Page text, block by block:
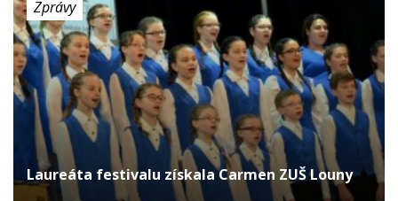
Zprávy
Laureáta festivalu získala Carmen ZUŠ Louny